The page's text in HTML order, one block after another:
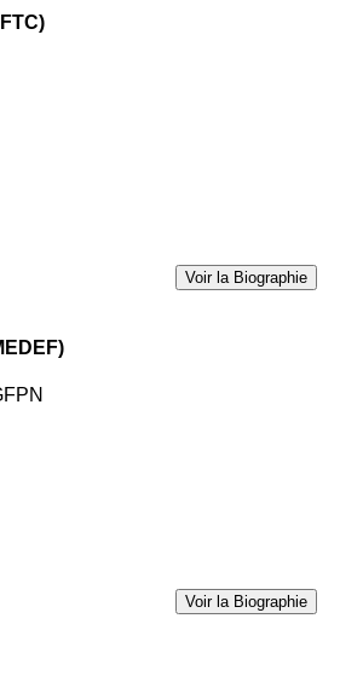
Voir la Biographie
Voir la Biographie